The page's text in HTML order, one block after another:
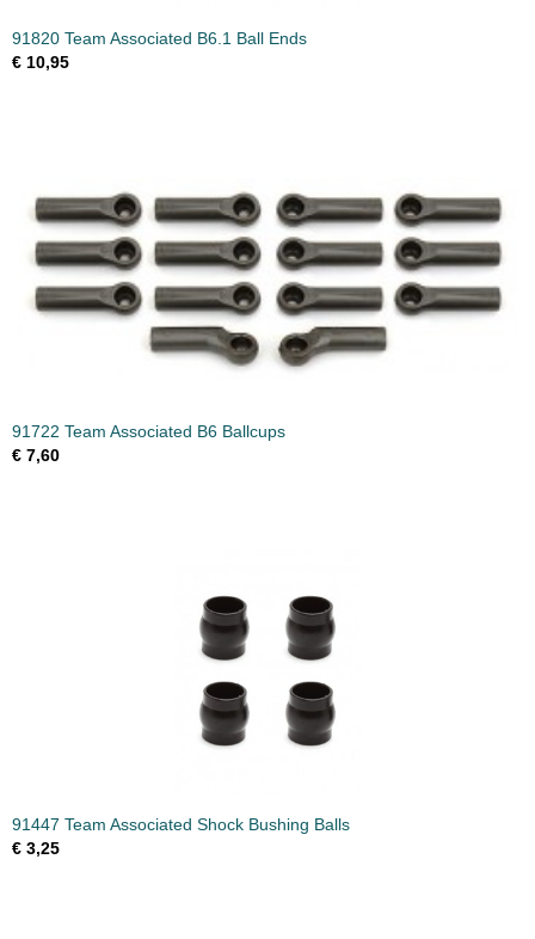
91820 Team Associated B6.1 Ball Ends
€ 10,95
91722 Team Associated B6 Ballcups
€ 7,60
91447 Team Associated Shock Bushing Balls
€ 3,25